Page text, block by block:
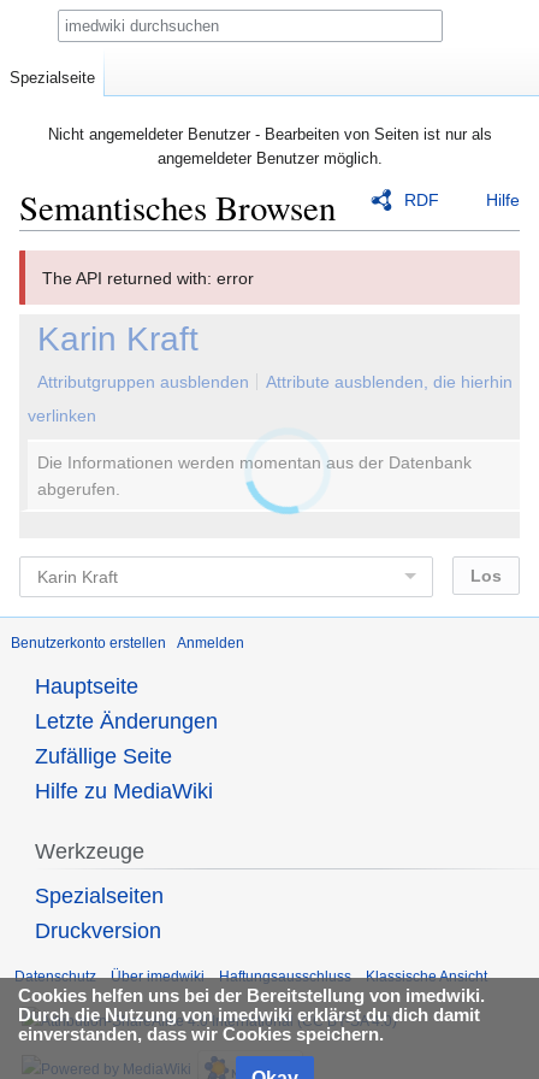
Nicht angemeldeter Benutzer - Bearbeiten von Seiten ist nur als
angemeldeter Benutzer möglich.
RDF Hilfe
Semantisches Browsen
Navigation
Suche
The API returned with: error
Karin Kraft
Attributgruppen ausblenden
Attribute ausblenden, die hierhin
verlinken
Die Informationen werden momentan aus der Datenbank
abgerufen.
Cookies helfen uns bei der Bereitstellung von imedwiki.
Durch die Nutzung von imedwiki erklärst du dich damit
einverstanden, dass wir Cookies speichern.
Benutzerkonto erstellen Anmelden
Spezialseite
Suche
Hauptseite
Letzte Änderungen
Zufällige Seite
Hilfe zu MediaWiki
Werkzeuge
Spezialseiten
Druckversion
Datenschutz Über imedwiki Haftungsausschluss Klassische Ansicht